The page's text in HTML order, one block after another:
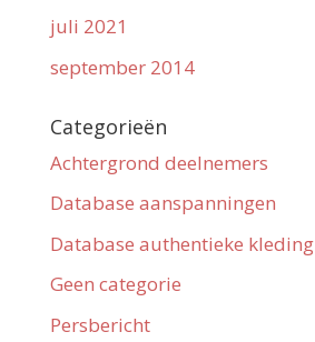
juli 2021
september 2014
Categorieën
Achtergrond deelnemers
Database aanspanningen
Database authentieke kleding
Geen categorie
Persbericht